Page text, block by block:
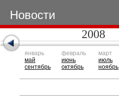
Новости
2008
январь
май
сентябрь
февраль
июнь
октябрь
март
июль
ноябрь